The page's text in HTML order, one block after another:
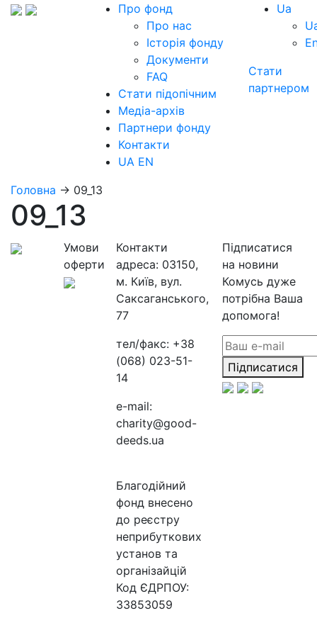
Про фонд
Про нас
Історія фонду
Документи
FAQ
Стати підопічним
Медіа-архів
Партнери фонду
Контакти
UA EN
Ua
Стати
партнером
Головна → 09_13
09_13
Умови
оферти
Контакти
адреса: 03150,
м. Київ, вул.
Саксаганського,
77
тел/факс: +38
(068) 023-51-
14
e-mail:
charity@good-
deeds.ua
Благодійний
фонд внесено
до реєстру
неприбуткових
установ та
організайцій
Код ЄДРПОУ:
33853059
Підписатися
на новини
Комусь дуже
потрібна Ваша
допомога!
Підписатися